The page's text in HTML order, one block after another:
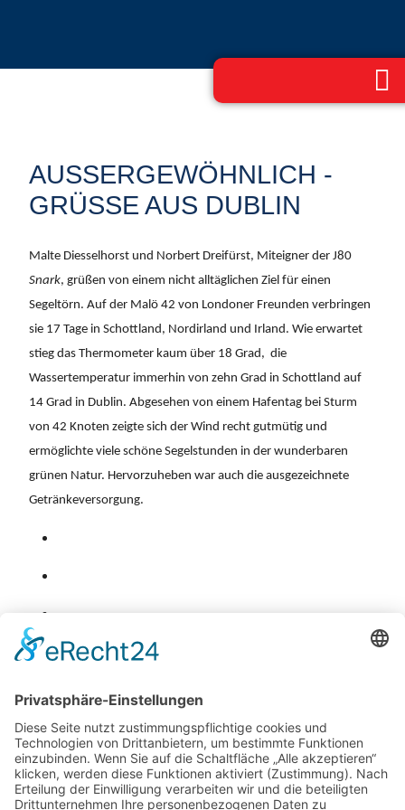
AUSSERGEWÖHNLICH - G
RÜSSE AUS DUBLIN
Malte Diesselhorst und Norbert Dreifürst, Miteigner der J80
Snark, grüßen von einem nicht alltäglichen Ziel für einen
Segeltörn. Auf der Malö 42 von Londoner Freunden verbringen
sie 17 Tage in Schottland, Nordirland und Irland. Wie erwartet
stieg das Thermometer kaum über 18 Grad, die
Wassertemperatur immerhin von zehn Grad in Schottland auf
14 Grad in Dublin. Abgesehen von einem Hafentag bei Sturm
von 42 Knoten zeigte sich der Wind recht gutmütig und
ermöglichte viele schöne Segelstunden in der wunderbaren
grünen Natur. Hervorzuheben war auch die ausgezeichnete
Getränkeversorgung.
Zurück